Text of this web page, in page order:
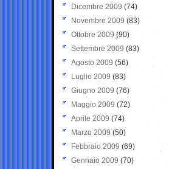
Dicembre 2009 (74)
Novembre 2009 (83)
Ottobre 2009 (90)
Settembre 2009 (83)
Agosto 2009 (56)
Luglio 2009 (83)
Giugno 2009 (76)
Maggio 2009 (72)
Aprile 2009 (74)
Marzo 2009 (50)
Febbraio 2009 (69)
Gennaio 2009 (70)